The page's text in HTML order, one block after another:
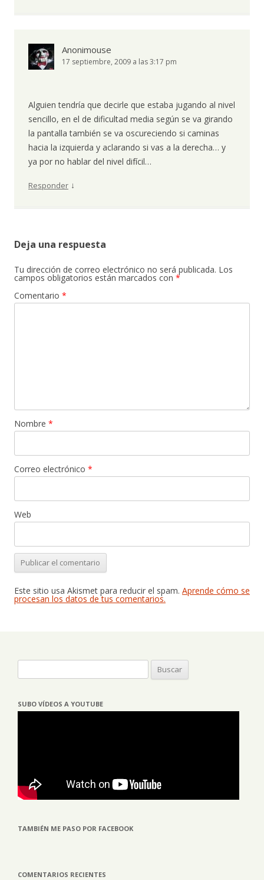
Anonimouse
17 septiembre, 2009 a las 3:17 pm
Alguien tendría que decirle que estaba jugando al nivel
sencillo, en el de dificultad media según se va girando
la pantalla también se va oscureciendo si caminas
hacia la izquierda y aclarando si vas a la derecha… y
ya por no hablar del nivel difícil…
Responder ↓
Deja una respuesta
Tu dirección de correo electrónico no será publicada. Los
campos obligatorios están marcados con *
Comentario *
Nombre *
Correo electrónico *
Web
Este sitio usa Akismet para reducir el spam. Aprende cómo se
procesan los datos de tus comentarios.
SUBO VÍDEOS A YOUTUBE
TAMBIÉN ME PASO POR FACEBOOK
COMENTARIOS RECIENTES